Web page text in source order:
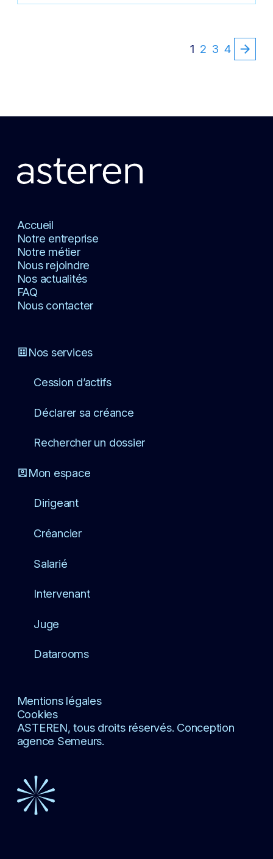
1 2 3 4
Accueil
Notre entreprise
Notre métier
Nous rejoindre
Nos actualités
FAQ
Nous contacter
ASTEREN, tous droits réservés. Conception
agence Semeurs.
Mentions légales
Cookies
Nos services
Cession d’actifs
Déclarer sa créance
Rechercher un dossier
Mon espace
Dirigeant
Créancier
Salarié
Intervenant
Juge
Datarooms